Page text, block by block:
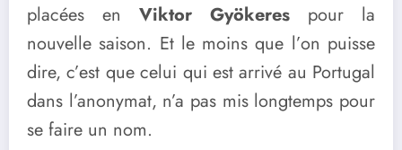
placées en Viktor Gyökeres pour la
nouvelle saison. Et le moins que l’on puisse
dire, c’est que celui qui est arrivé au Portugal
dans l’anonymat, n’a pas mis longtemps pour
se faire un nom.